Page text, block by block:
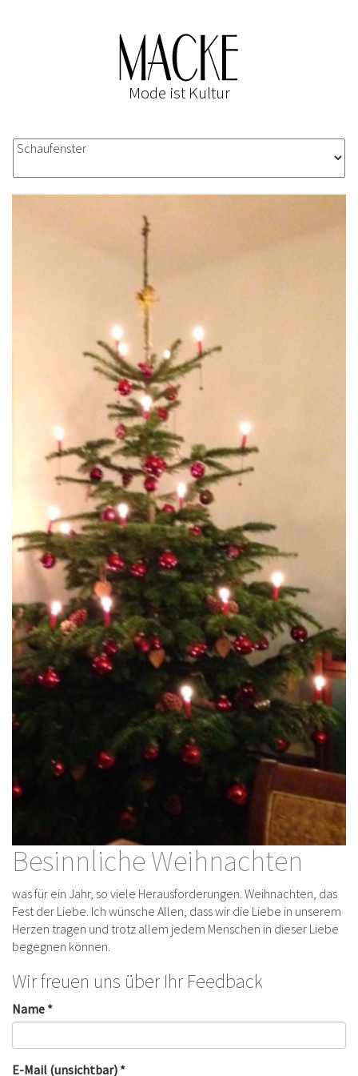
Mode ist Kultur
Besinnliche Weihnachten
was für ein Jahr, so viele Herausforderungen. Weihnachten, das
Fest der Liebe. Ich wünsche Allen, dass wir die Liebe in unserem
Herzen tragen und trotz allem jedem Menschen in dieser Liebe
begegnen können.
Wir freuen uns über Ihr Feedback
Name *
E-Mail (unsichtbar) *